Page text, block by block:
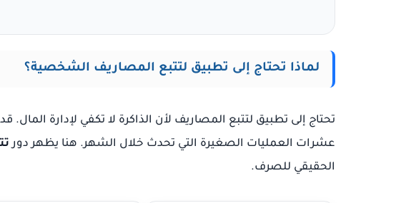
لماذا تحتاج إلى تطبيق لتتبع المصاريف الشخصية؟
تحتاج إلى تطبيق لتتبع المصاريف لأن الذاكرة لا تكفي لإدارة المال. قد
عشرات العمليات الصغيرة التي تحدث خلال الشهر. هنا يظهر دور
الحقيقي للصرف.